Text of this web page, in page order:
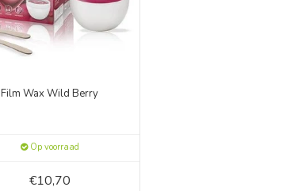
Film Wax Wild Berry
Op voorraad
€10,70